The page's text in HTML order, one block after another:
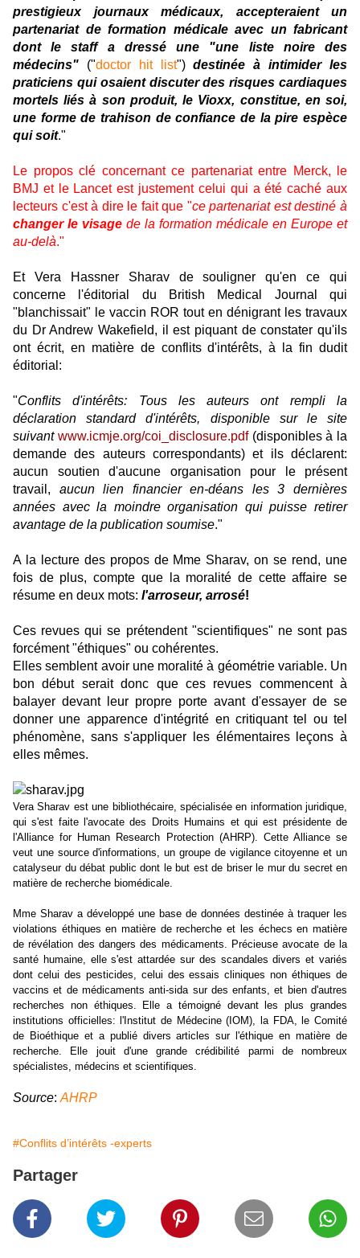
prestigieux journaux médicaux, accepteraient un
partenariat de formation médicale avec un fabricant
dont le staff a dressé une "une liste noire des
médecins" ("doctor hit list")destinée à intimider les
praticiens qui osaient discuter des risques cardiaques
mortels liés à son produit, le Vioxx, constitue, en soi,
une forme de trahison de confiance de la pire espèce
qui soit."
Le propos clé concernant ce partenariat entre Merck, le
BMJ et le Lancet est justement celui qui a été caché aux
lecteurs c'est à dire le fait que "ce partenariat est destiné à
changer le visage de la formation médicale en Europe et
au-delà."
Et Vera Hassner Sharav de souligner qu'en ce qui
concerne l'éditorial du British Medical Journal qui
"blanchissait" le vaccin ROR tout en dénigrant les travaux
du Dr Andrew Wakefield, il est piquant de constater qu'ils
ont écrit, en matière de conflits d'intérêts, à la fin dudit
éditorial:
"Conflits d'intérêts: Tous les auteurs ont rempli la
déclaration standard d'intérêts, disponible sur le site
suivant www.icmje.org/coi_disclosure.pdf(disponibles à la
demande des auteurs correspondants) et ils déclarent:
aucun soutien d'aucune organisation pour le présent
travail,
aucun lien financier en-déans les 3 dernières
années avec la moindre organisation qui puisse retirer
avantage de la publication soumise."
A la lecture des propos de Mme Sharav, on se rend, une
fois de plus, compte que la moralité de cette affaire se
résume en deux mots: l'arroseur, arrosé!
Ces revues qui se prétendent "scientifiques" ne sont pas
forcément "éthiques" ou cohérentes.
Elles semblent avoir une moralité à géométrie variable. Un
bon début serait donc que ces revues commencent à
balayer devant leur propre porte avant d'essayer de se
donner une apparence d'intégrité en critiquant tel ou tel
phénomène, sans s'appliquer les élémentaires leçons à
elles mêmes.
Vera Sharav est une bibliothécaire, spécialisée en information juridique,
qui s'est faite l'avocate des Droits Humains et qui est présidente de
l'Alliance for Human Research Protection (AHRP). Cette Alliance se
veut une source d'informations, un groupe de vigilance citoyenne et un
catalyseur du débat public dont le but est de briser le mur du secret en
matière de recherche biomédicale.
Mme Sharav a développé une base de données destinée à traquer les
violations éthiques en matière de recherche et les échecs en matière
de révélation des dangers des médicaments. Précieuse avocate de la
santé humaine, elle s'est attardée sur des scandales divers et variés
dont celui des pesticides, celui des essais cliniques non éthiques de
vaccins et de médicaments anti-sida sur des enfants, et bien d'autres
recherches non éthiques.
Elle a témoigné devant les plus grandes
institutions officielles: l'Institut de Médecine (IOM), la FDA, le Comité
de Bioéthique et a publié divers articles sur l'éthique en matière de
recherche.
Elle jouit d'une grande crédibilité parmi de nombreux
spécialistes, médecins et scientifiques.
Source: AHRP
#Conflits d’intérêts -experts
Partager